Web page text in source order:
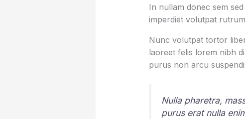
In nullam donec sem
imperdiet volutpat
Nunc volutpat tortor
laoreet felis lorem nibh
purus non arcu
Nulla pharetra,
purus erat nulla